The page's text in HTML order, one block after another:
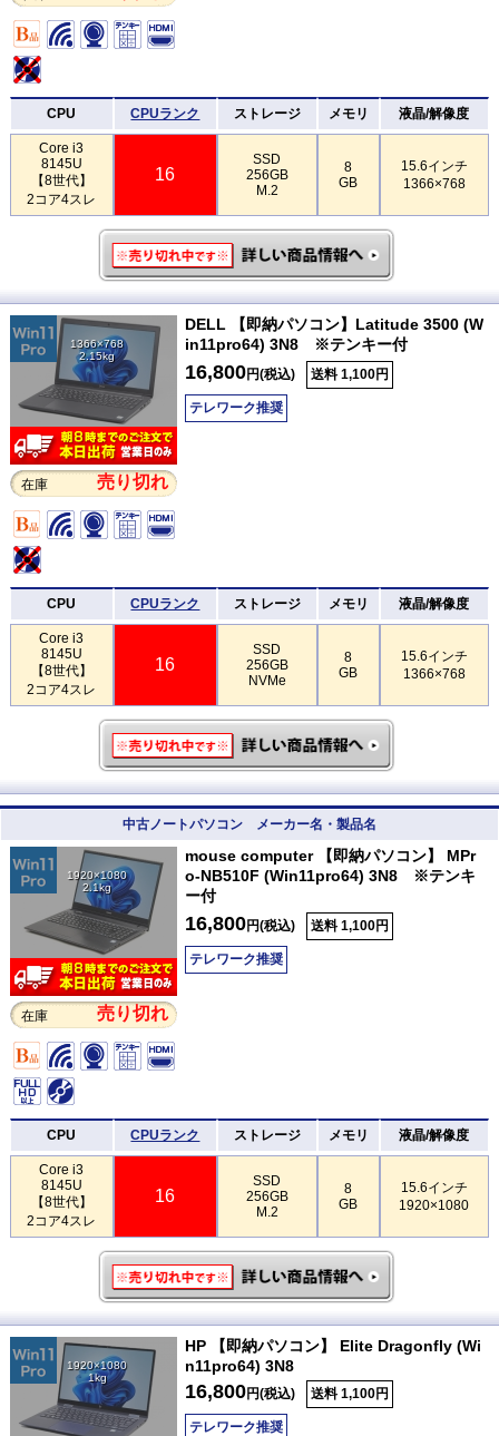
CPU CPUランク ストレージ メモリ 液晶/解像度
Core i3
8145U
【8世代】
2コア4スレ
16
SSD
256GB
M.2
8
GB
15.6インチ
1366×768
1366×768
2.15kg
在庫 売り切れ
DELL 【即納パソコン】Latitude 3500 (W
in11pro64) 3N8 ※テンキー付
16,800円(税込) 送料 1,100円
テレワーク推奨
CPU CPUランク ストレージ メモリ 液晶/解像度
Core i3
8145U
【8世代】
2コア4スレ
16
SSD
256GB
NVMe
8
GB
15.6インチ
1366×768
中古ノートパソコン メーカー名・製品名
1920×1080
2.1kg
在庫 売り切れ
mouse computer 【即納パソコン】 MPr
o-NB510F (Win11pro64) 3N8 ※テンキ
ー付
16,800円(税込) 送料 1,100円
テレワーク推奨
CPU CPUランク ストレージ メモリ 液晶/解像度
Core i3
8145U
【8世代】
2コア4スレ
16
SSD
256GB
M.2
8
GB
15.6インチ
1920×1080
1920×1080
1kg
HP 【即納パソコン】 Elite Dragonfly (Wi
n11pro64) 3N8
16,800円(税込) 送料 1,100円
テレワーク推奨